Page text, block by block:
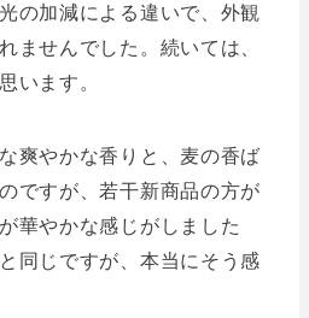
の加減による違いで、外観
ませんでした。続いては、
います。
爽やかな香りと、麦の香ば
ですが、若干新商品の方が
華やかな感じがしました
同じですが、本当にそう感